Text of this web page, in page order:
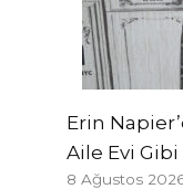
Erin
Aile Evi
8 Ağustos